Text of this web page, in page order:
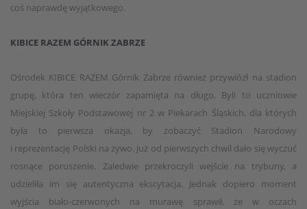
coś naprawdę wyjątkowego.
KIBICE RAZEM GÓRNIK ZABRZE
Ośrodek KIBICE RAZEM Górnik Zabrze również przywiózł na stadion
grupę, która ten wieczór zapamięta na długo. Byli to uczniowie
Miejskiej Szkoły Podstawowej nr 2 w Piekarach Śląskich, dla których
była to pierwsza okazja, by zobaczyć Stadion Narodowy
i reprezentację Polski na żywo. Już od pierwszych chwil dało się wyczuć
rosnące poruszenie. Zaledwie przekroczyli wejście na trybuny, a
udzieliła im się autentyczna ekscytacja. Jednak dopiero moment
wyjścia biało-czerwonych na murawę sprawił, że w oczach